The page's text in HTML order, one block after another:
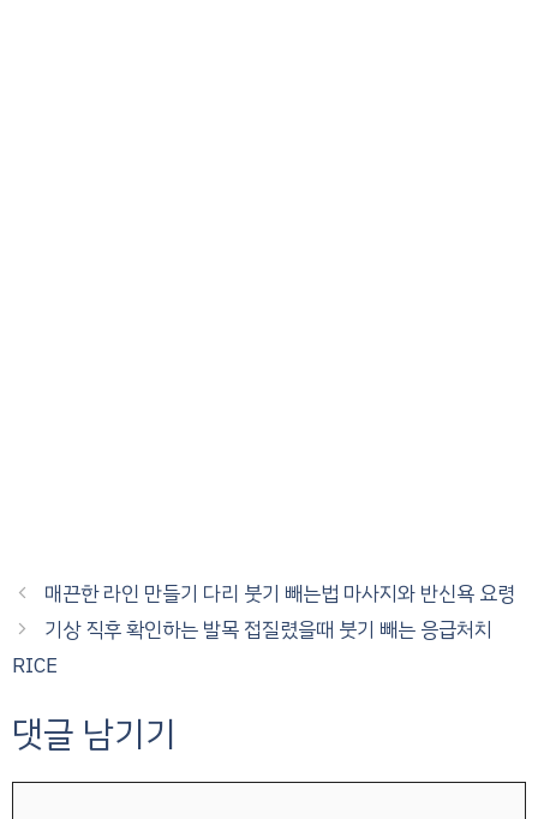
매끈한 라인 만들기 다리 붓기 빼는법 마사지와 반신욕 요령
기상 직후 확인하는 발목 접질렸을때 붓기 빼는 응급처치
RICE
댓글 남기기